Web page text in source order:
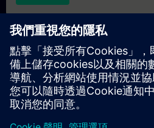
專屬培訓諮詢
若您需要針對專屬培訓課程（無論
SITRAIN 培訓中心舉辦）索取報價
類請求適合較大規模的團體（6 人
培訓需求後，我們將向您發送報價單